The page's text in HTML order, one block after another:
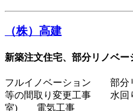
（株）高建
新築注文住宅、部分リノベー
フルイノベーション 部分
等の間取り変更工事 水回
室) 電気工事